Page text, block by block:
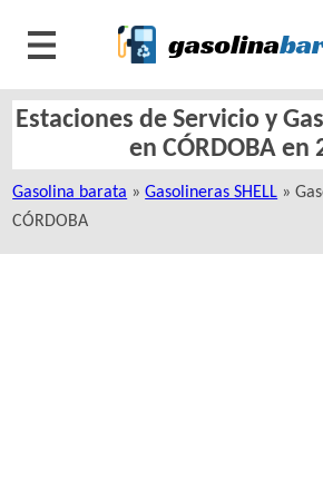
Estaciones de Servicio y
en CÓRDOBA en
Gasolina barata »Gasolineras SHELL »
CÓRDOBA